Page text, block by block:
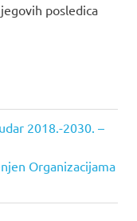
posledica
2018.-2030. –
Organizacijama